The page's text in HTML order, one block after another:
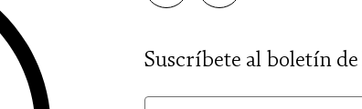
Suscríbete al boletín